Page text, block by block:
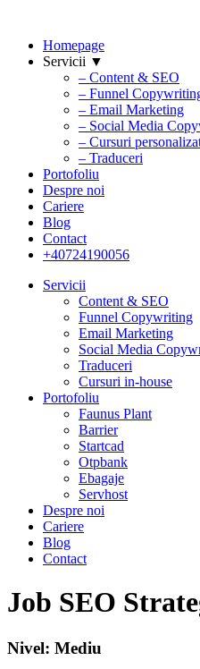
Homepage
Servicii ▼
– Content & SEO
– Funnel
– Email Marketing
– Social Media
– Cursuri
– Traduceri
Portofoliu
Despre noi
Cariere
Blog
Contact
+40724190056
Servicii
Content & SEO
Funnel Copywriting
Email Marketing
Social Media
Traduceri
Cursuri in-house
Portofoliu
Faunus Plant
Barrier
Startcad
Otpbank
Ebagaje
Servhost
Despre noi
Cariere
Blog
Contact
Job SEO
Nivel: Mediu